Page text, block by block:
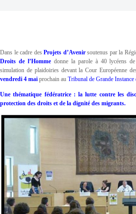
Dans le cadre desProjets d’Avenirsoutenus par la
Droits de l’Hommedonne la parole à 40 lycéens de
simulation de plaidoiries devant la Cour Européenne
vendredi 4 mai prochain au Tribunal de Grande Instance
Une thématique fédératrice : la lutte contre les
protection des droits et de la dignité des migrants.